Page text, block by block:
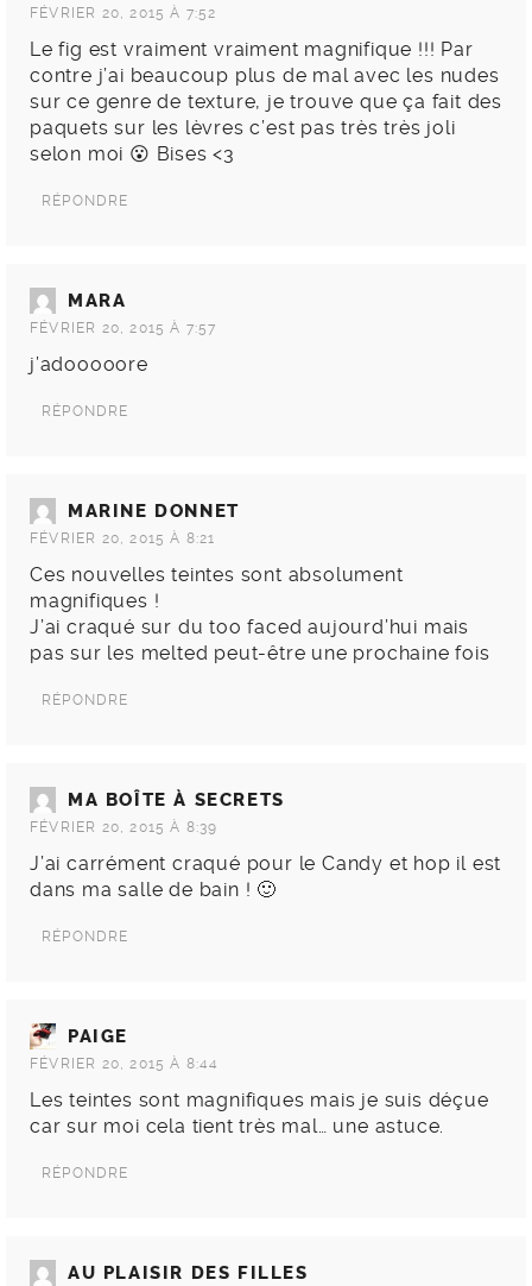
FÉVRIER 20, 2015 À 7:52
Le fig est vraiment vraiment magnifique !!! Par
contre j’ai beaucoup plus de mal avec les nudes
sur ce genre de texture, je trouve que ça fait des
paquets sur les lèvres c’est pas très très joli
selon moi 😮 Bises <3
RÉPONDRE
MARA
FÉVRIER 20, 2015 À 7:57
j’adooooore
RÉPONDRE
MARINE DONNET
FÉVRIER 20, 2015 À 8:21
Ces nouvelles teintes sont absolument
magnifiques !
J’ai craqué sur du too faced aujourd’hui mais
pas sur les melted peut-être une prochaine fois
RÉPONDRE
MA BOÎTE À SECRETS
FÉVRIER 20, 2015 À 8:39
J’ai carrément craqué pour le Candy et hop il est
dans ma salle de bain ! 🙂
RÉPONDRE
PAIGE
FÉVRIER 20, 2015 À 8:44
Les teintes sont magnifiques mais je suis déçue
car sur moi cela tient très mal… une astuce.
RÉPONDRE
AU PLAISIR DES FILLES